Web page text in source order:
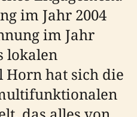
im Jahr 2004
im Jahr
lokalen
hat sich die